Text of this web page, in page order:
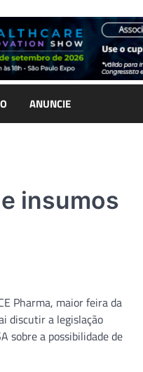
ANUNCIE
insumos
Pharma, maior feira da
discutir a legislação
sobre a possibilidade de